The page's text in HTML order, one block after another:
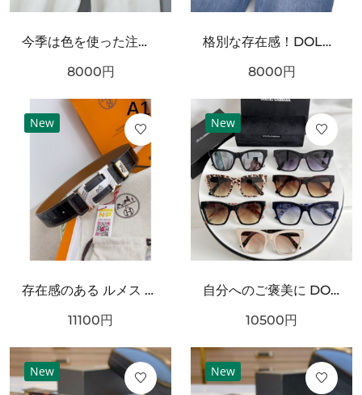
今季は色を使った注目新品！DOLCE＆GABBANA ドルチェ＆ガッバーナ コピー ジーパン 大注目の新作
8000円
格別な存在感！DOLCE＆GABBANA ドルチェ＆ガッバーナ コピー ジーパン 限定予約受付中
8000円
New
存在感のある ルメス スーパーコピー ベルト 大人っぽい HERMES
11100円
New
自分へのご褒美に DOLCE＆GABBANA ドルチェ＆ガッバーナ コピー サングラス ギフトにも最適
10500円
New New